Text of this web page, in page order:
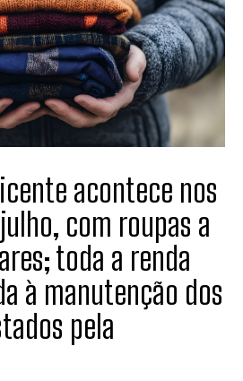
acontece nos
com roupas a
toda a renda
à manutenção dos
pela